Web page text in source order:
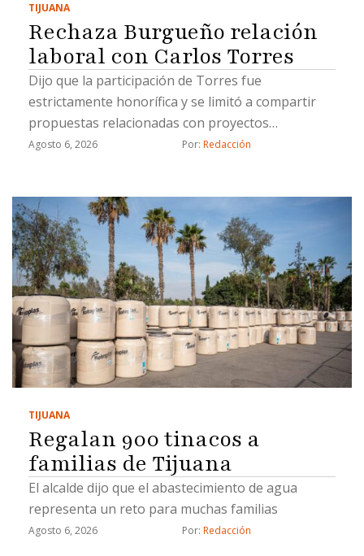
TIJUANA
Rechaza Burgueño relación
laboral con Carlos Torres
Dijo que la participación de Torres fue
estrictamente honorífica y se limitó a compartir
propuestas relacionadas con proyectos
estratégicos
Agosto 6, 2026 Por: Redacción
TIJUANA
Regalan 900 tinacos a
familias de Tijuana
El alcalde dijo que el abastecimiento de agua
representa un reto para muchas familias
Agosto 6, 2026 Por: Redacción